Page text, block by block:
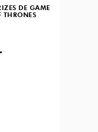
DE GAME
THRONES